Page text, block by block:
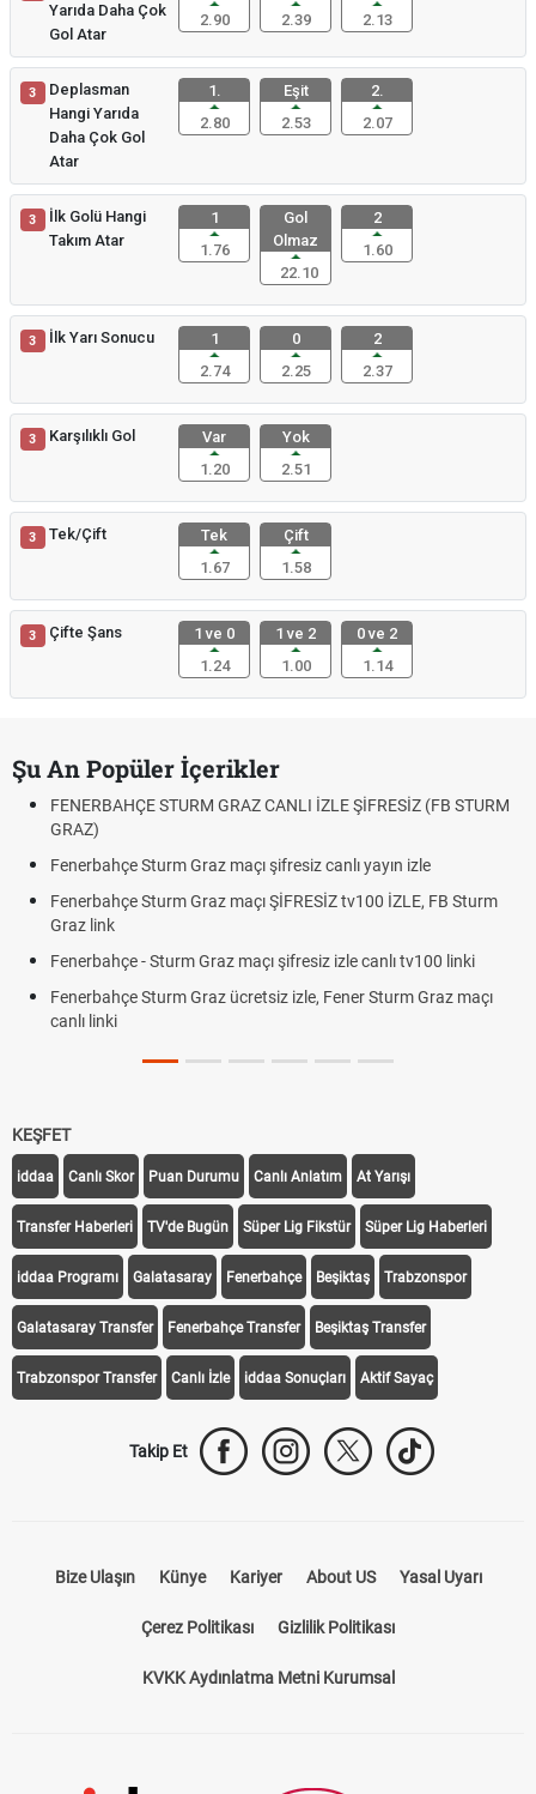
Yarıda Daha Çok
Gol Atar
2.90
2.39
2.13
3
Deplasman
Hangi Yarıda
Daha Çok Gol
Atar
1.
2.80
Eşit
2.53
2.
2.07
3
İlk Golü Hangi
Takım Atar
1
1.76
Gol
Olmaz
22.10
2
1.60
3 İlk Yarı Sonucu
1
2.74
0
2.25
2
2.37
3 Karşılıklı Gol
Var
1.20
Yok
2.51
3 Tek/Çift
Tek
1.67
Çift
1.58
3 Çifte Şans
1 ve 0
1.24
1 ve 2
1.00
0 ve 2
1.14
Şu An Popüler İçerikler
STURM GRAZ CANLI İZLE ŞİFRESİZ (FB STURM
Sturm Graz maçı şifresiz canlı yayın izle
Sturm Graz maçı ŞİFRESİZ tv100 İZLE, FB Sturm
- Sturm Graz maçı şifresiz izle canlı tv100 linki
Sturm Graz ücretsiz izle, Fener Sturm Graz maçı
Fındık
KEŞFET
iddaa Canlı Skor Puan Durumu Canlı Anlatım At Yarışı
Transfer Haberleri TV'de Bugün Süper Lig Fikstür Süper Lig Haberleri
iddaa Programı Galatasaray Fenerbahçe Beşiktaş Trabzonspor
Galatasaray Transfer Fenerbahçe Transfer Beşiktaş Transfer
Canlı İzle iddaa Sonuçları Aktif Sayaç
Künye Kariyer About US
Çerez Politikası Gizlilik Politikası